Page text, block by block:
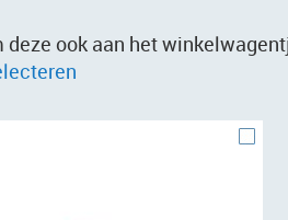
ook aan het